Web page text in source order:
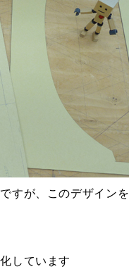
すが、このデザイン
しています